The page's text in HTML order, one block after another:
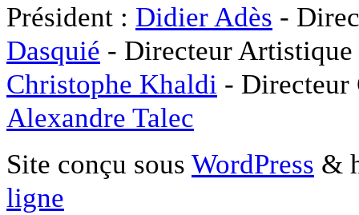
Président : Didier Adès -
Dasquié - Directeur
Christophe Khaldi -
Alexandre Talec
Site conçu sous WordPress &
ligne